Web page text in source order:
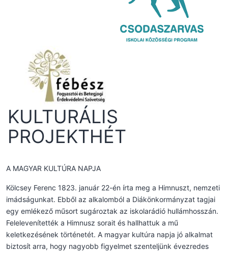
KULTURÁLIS
PROJEKTHÉT
A MAGYAR KULTÚRA NAPJA
Kölcsey Ferenc 1823. január 22-én írta meg a Himnuszt, nemzeti
imádságunkat. Ebből az alkalomból a Diákönkormányzat tagjai
egy emlékező műsort sugároztak az iskolarádió hullámhosszán.
Felelevenítették a Himnusz sorait és hallhattuk a mű
keletkezésének történetét. A magyar kultúra napja jó alkalmat
biztosít arra, hogy nagyobb figyelmet szenteljünk évezredes